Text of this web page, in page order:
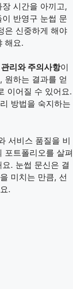
시간을 아끼고,
반영구 눈썹 문
은 신중하게 해야
해요.
리와 주의사항이
원하는 결과를 얻
이어질 수 있어요.
방법을 숙지하는
서비스 품질을 비
포트폴리오를 살펴
. 눈썹 문신은 결
미치는 만큼, 선
.